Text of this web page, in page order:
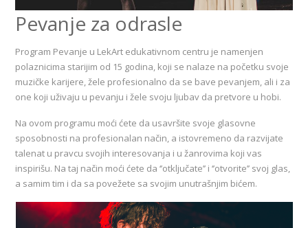
Pevanje za odrasle
Program Pevanje u LekArt edukativnom centru je namenjen
polaznicima starijim od 15 godina, koji se nalaze na početku svoje
muzičke karijere, žele profesionalno da se bave pevanjem, ali i za
one koji uživaju u pevanju i žele svoju ljubav da pretvore u hobi.
Na ovom programu moći ćete da usavršite svoje glasovne
sposobnosti na profesionalan način, a istovremeno da razvijate
talenat u pravcu svojih interesovanja i u žanrovima koji vas
inspirišu. Na taj način moći ćete da ‘’otključate’’ i ‘’otvorite’’ svoj glas,
a samim tim i da sa povežete sa svojim unutrašnjim bićem.